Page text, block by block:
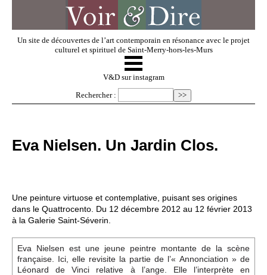
Un site de découvertes de l’art contemporain en résonance avec le projet
culturel et spirituel de Saint-Merry-hors-les-Murs
V & D
Exposer
Regarder
Événements
☰
V&D sur instagram
Rechercher :
Eva Nielsen. Un Jardin Clos.
Une peinture virtuose et contemplative, puisant ses origines
dans le Quattrocento. Du 12 décembre 2012 au 12 février 2013
à la Galerie Saint-Séverin.
Eva Nielsen est une jeune peintre montante de la scène
française. Ici, elle revisite la partie de l’« Annonciation » de
Léonard de Vinci relative à l’ange. Elle l’interprète en